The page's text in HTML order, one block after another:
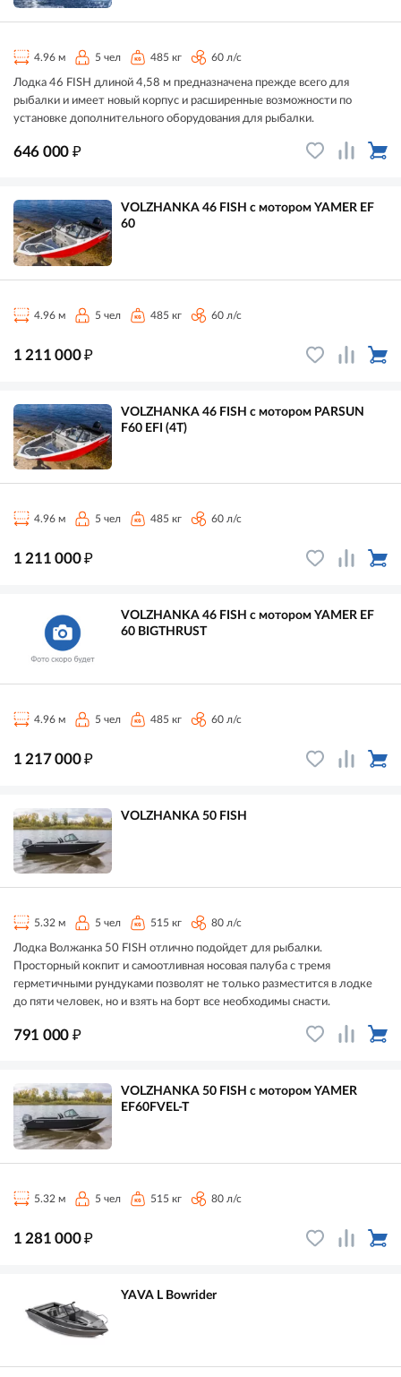
4.96 м 5 чел 485 кг 60 л/с
Лодка 46 FISH длиной 4,58 м предназначена прежде всего для
рыбалки и имеет новый корпус и расширенные возможности по
установке дополнительного оборудования для рыбалки.
646 000 ₽
VOLZHANKA 46 FISH с мотором YAMER EF
60
4.96 м 5 чел 485 кг 60 л/с
1 211 000₽
VOLZHANKA 46 FISH с мотором PARSUN
F60 EFI (4T)
4.96 м 5 чел 485 кг 60 л/с
1 211 000₽
VOLZHANKA 46 FISH с мотором YAMER EF
60 BIGTHRUST
4.96 м 5 чел 485 кг 60 л/с
1 217 000₽
VOLZHANKA 50 FISH
5.32 м 5 чел 515 кг 80 л/с
Лодка Волжанка 50 FISH отлично подойдет для рыбалки.
Просторный кокпит и самоотливная носовая палуба с тремя
герметичными рундуками позволят не только разместится в лодке
до пяти человек, но и взять на борт все необходимы снасти.
791 000 ₽
VOLZHANKA 50 FISH с мотором YAMER
EF60FVEL-T
5.32 м 5 чел 515 кг 80 л/с
1 281 000₽
YAVA L Bowrider